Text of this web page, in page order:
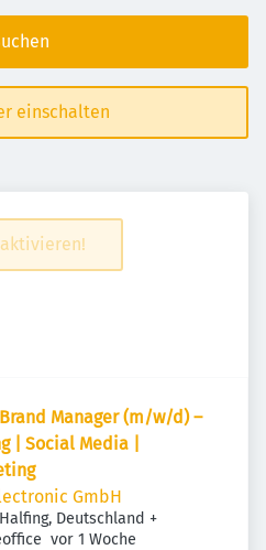
einschalten
Manager (m/w/d) –
| Social Media |
GmbH
Deutschland +
Veröffentlicht
vor 1 Woche